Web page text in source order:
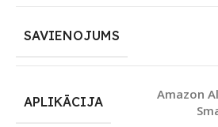
SAVIENOJUMS
APLIKĀCIJA
Amazon